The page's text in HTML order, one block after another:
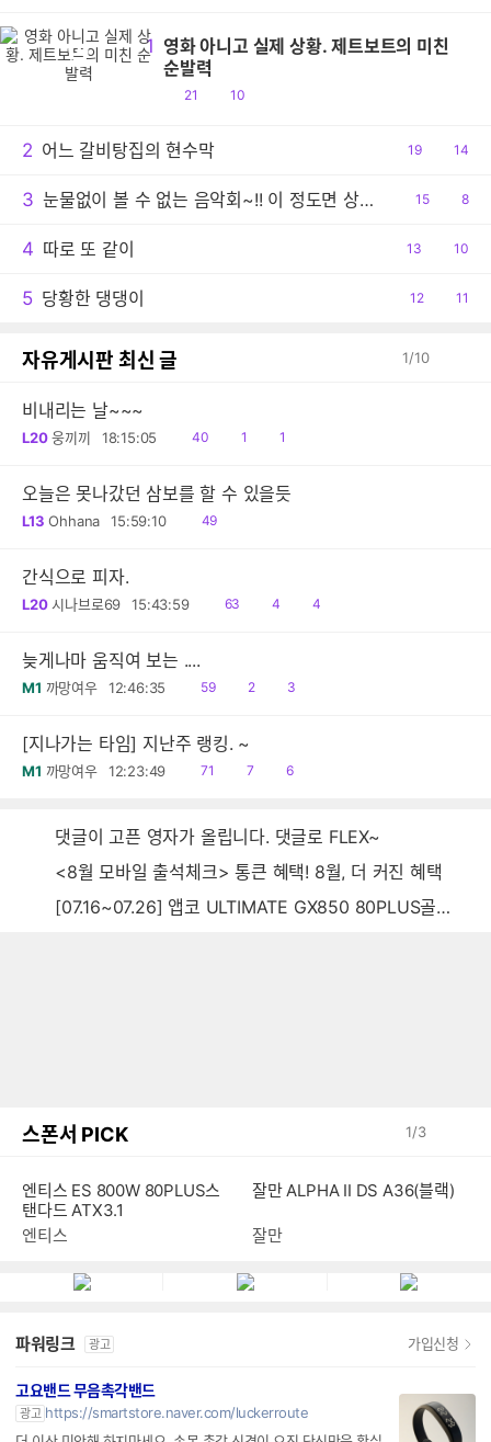
1 영화 아니고 실제 상황. 제트보트의 미친
순발력
공
21
댓
10
영
2 어느 갈비탕집의 현수막
공
19
댓
14
3 눈물없이 볼 수 없는 음악회~!! 이 정도면 상줘야..ㅠ
공
15
댓
8
4 따로 또 같이
공
13
댓
10
5 당황한 댕댕이
공
12
댓
11
자유게시판 최신 글 1/10
비내리는 날~~~
L20 웅끼끼 18:15:05
읽
40
공1
댓1
오늘은 못나갔던 삼보를 할 수 있을듯
L13 Ohhana 15:59:10
읽
49
간식으로 피자.
L20 시나브로69 15:43:59
읽
63
공
4
댓
4
늦게나마 움직여 보는 ....
M1 까망여우 12:46:35
읽
59
공
2
댓
3
[지나가는 타임] 지난주 랭킹. ~
M1 까망여우 12:23:49
읽
71
공
7
댓
6
댓글이 고픈 영자가 올립니다. 댓글로 FLEX~
<8월 모바일 출석체크> 통큰 혜택! 8월, 더 커진 혜택
[07.16~07.26] 앱코 ULTIMATE GX850 80PLUS골드 풀모듈러 ATX3.0 블랙
스폰서 PICK 1/3
엔티스 ES 800W 80PLUS스
탠다드 ATX3.1
엔티스
잘만 ALPHA II DS A36(블랙)
잘만
파워링크 광고 가입신청
고요밴드 무음촉각밴드
광고 https://smartstore.naver.com/luckerroute